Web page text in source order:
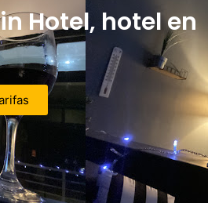
Hotel, hotel en